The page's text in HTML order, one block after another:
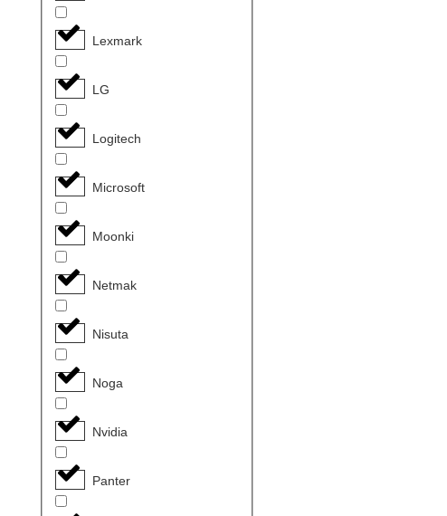
Lexmark
LG
Logitech
Microsoft
Moonki
Netmak
Nisuta
Noga
Nvidia
Panter